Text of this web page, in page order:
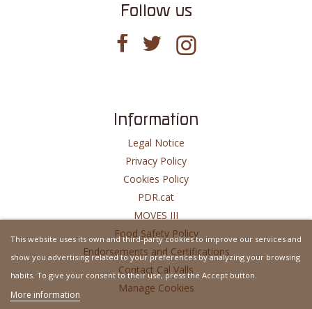
Follow us
Information
Legal Notice
Privacy Policy
Cookies Policy
PDR.cat
MOVES III
Food Safety Policy
Endorsements and Certifications
Contact Cal Valls
Manage Cookies
This website uses its own and third-party cookies to improve our services and
show you advertising related to your preferences by analyzing your browsing
habits. To give your consent to their use, press the Accept button.
More information